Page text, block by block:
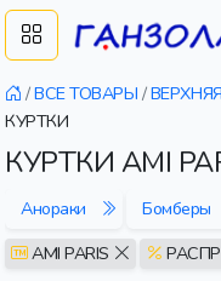
/ВСЕ ТОВАРЫ /
КУРТКИ
КУРТКИ AMI
Анораки Бомберы
AMI PARIS